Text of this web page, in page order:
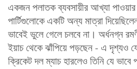
একজন পলাতক ব্যবসায়ীর আখ্যা
পার্টিগুলোকে একটি অন্য মাত্রা
ভাবেই ভুলে গেলে চলবে না। অর্ধনগ্ন
ইয়াচ থেকে ঝাঁপিয়ে পড়ছেন - এ দৃশ্যও
ক্রিকেট দল ম্যাচ হারলেও তিনি যে ভাবে